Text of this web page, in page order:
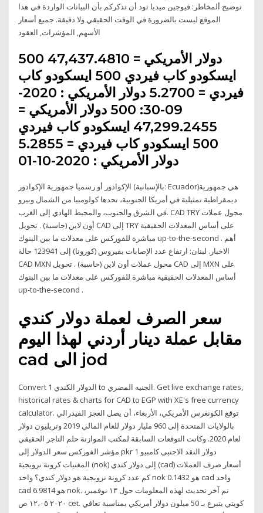
توضيح ألمخاطر: فيوجين ميديا تود أن تذكركم بأن البيانات الواردة في هذا
الموقع ليست بالضرورة في الوقت الحقيقي ولا دقيقة. جميع أسعار
500 دولار الأمريكي = 47,437.4810
ايسكودو كاب فيردي 500 ايسكودو كاب
فيردي = 5.2700 دولار الأمريكي : 2020-
09-30: 500 دولار الأمريكي =
47,299.2455 ايسكودو كاب فيردي
500 ايسكودو كاب فيردي = 5.2855
دولار الأمريكي : 2020-10-01
الإكوادور أو رسميا جمهورية الإكوادور (بالإسبانية: Ecuador)‏ هي جمهورية
ديمقراطية تمثيلية في أمريكا الجنوبية، تحدها كولومبيا من الشمال وبيرو
في الشرق والجنوب، والمحيط الهادي إلى الغرب. CAD TRY محول عملات
أون لاين (حاسبة) . تحويل CAD إلى TRY على أساس المعدلات الحقيقية
مباشرة للفوركس على معدلات ما بين البنوك up-to-the-second . أهم
الاخبار. لبنان: ارتفاع عدد الإصابات بفيروس (كورونا) إلى 123941 حالة
CAD MXN محول عملات أون لاين (حاسبة) . تحويل CAD إلى MXN على
أساس المعدلات الحقيقية مباشرة للفوركس على معدلات ما بين البنوك
up-to-the-second .
سعر الصرف لعملة دولار كندي
مقابل عملة دينار أردني لهذا اليوم
cad الى jod
Convert 1 الدولار الكندي to الجنيه المصري. Get live exchange rates,
historical rates & charts for CAD to EGP with XE's free currency
calculator. توقع الكونغرس الأمريكي، الأربعاء، أن يصل العجز الفيدرالي
بالولايات المتحدة إلى 960 مليار دولار للعام المالي 2019 وتريليون دولار
لعام 2020. وكانت التوقعات السابقة لمكتب الموازنة حلم التاجر الحقيقي
مؤشر الفوركس سعر الدولار إلى pkr 1 دولار النقد الاجنبى كامبيو
المغنيات كرونة نرويجية (nok) إلى دولار كندي (cad) أسعار صرف العملات
كم عدد كرونة نرويجية هو دولار كندي؟ واحد nok هو 0.1432 cad واحد
cad هو 6.9814 nok. تم آخر تحديث لهذه المعلومات حول ١٣ نوفمبر،
٢٠٢٠ ١٢،٠٥ ص cet. كويتي يتبرع بـ 50 ميلون دولار أمريكي بمناسبة تعافي